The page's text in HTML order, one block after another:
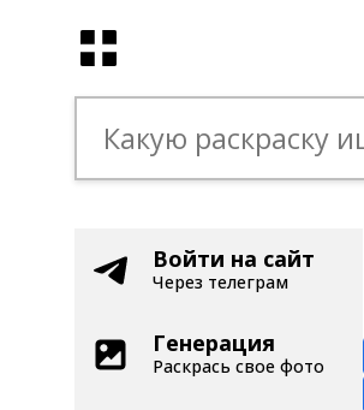
Войти на сайт
Через телеграм
Генерация
Раскрась свое фото